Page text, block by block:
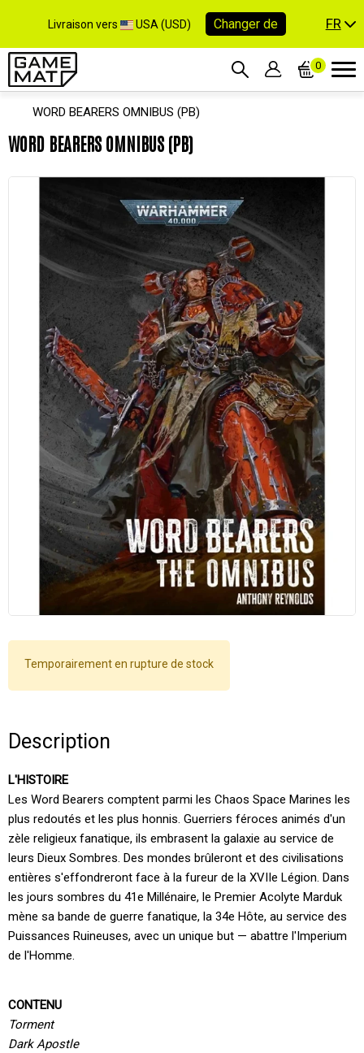
Livraison vers USA (USD) Changer de FR
0
WORD BEARERS OMNIBUS (PB)
WORD BEARERS OMNIBUS (PB)
Temporairement en rupture de stock
Description
L'HISTOIRE
Les Word Bearers comptent parmi les Chaos Space Marines les
plus redoutés et les plus honnis. Guerriers féroces animés d'un
zèle religieux fanatique, ils embrasent la galaxie au service de
leurs Dieux Sombres. Des mondes brûleront et des civilisations
entières s'effondreront face à la fureur de la XVIIe Légion. Dans
les jours sombres du 41e Millénaire, le Premier Acolyte Marduk
mène sa bande de guerre fanatique, la 34e Hôte, au service des
Puissances Ruineuses, avec un unique but — abattre l'Imperium
de l'Homme.
CONTENU
Torment
Dark Apostle